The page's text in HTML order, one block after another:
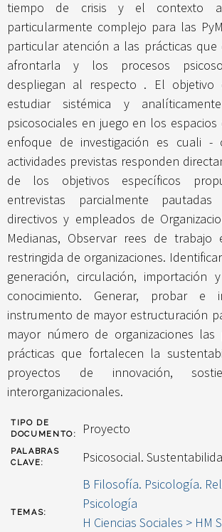
tiempo de crisis y el contexto
particularmente complejo para las
particular atención a las prácticas
afrontarla y los procesos
despliegan al respecto . El objetivo
estudiar sistémica y
psicosociales en juego en los
enfoque de investigación es cuali -
actividades previstas responden
de los objetivos específicos
entrevistas parcialmente
directivos y empleados de
Medianas, Observar rees de trabajo
restringida de organizaciones.
generación, circulación, importación
conocimiento. Generar, probar e
instrumento de mayor estructuración
mayor número de organizaciones las
prácticas que fortalecen la
proyectos de innovación,
interorganizacionales.
TIPO DE
DOCUMENTO:
Proyecto
PALABRAS
CLAVE:
Psicosocial.
TEMAS:
B Filosofía. Psicología.
Psicología
H Ciencias Sociales > HM